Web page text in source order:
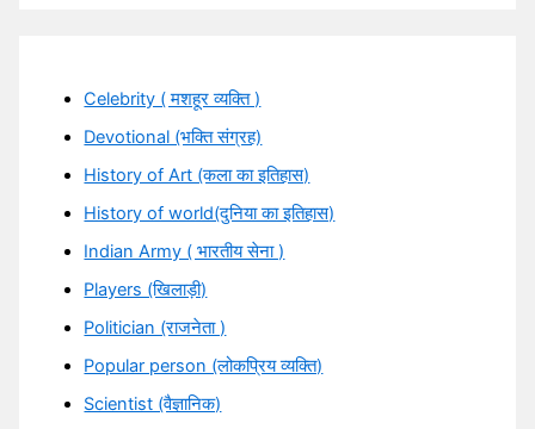
Celebrity ( मशहूर व्यक्ति )
Devotional (भक्ति संग्रह)
History of Art (कला का इतिहास)
History of world(दुनिया का इतिहास)
Indian Army ( भारतीय सेना )
Players (खिलाड़ी)
Politician (राजनेता )
Popular person (लोकप्रिय व्यक्ति)
Scientist (वैज्ञानिक)